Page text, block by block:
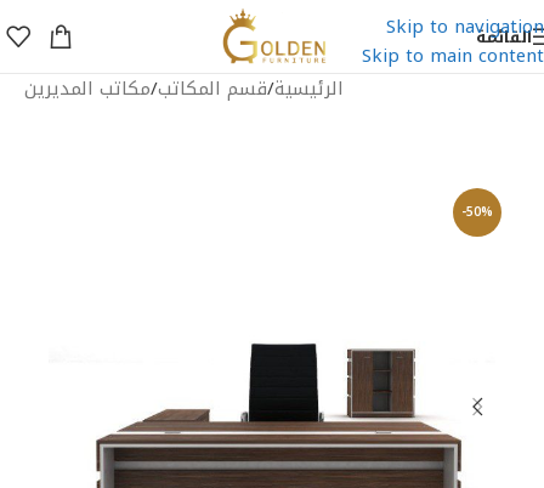
Skip to navigation
Skip to main content
القائمة
الرئيسية/قسم المكاتب/مكاتب المديرين
-50%